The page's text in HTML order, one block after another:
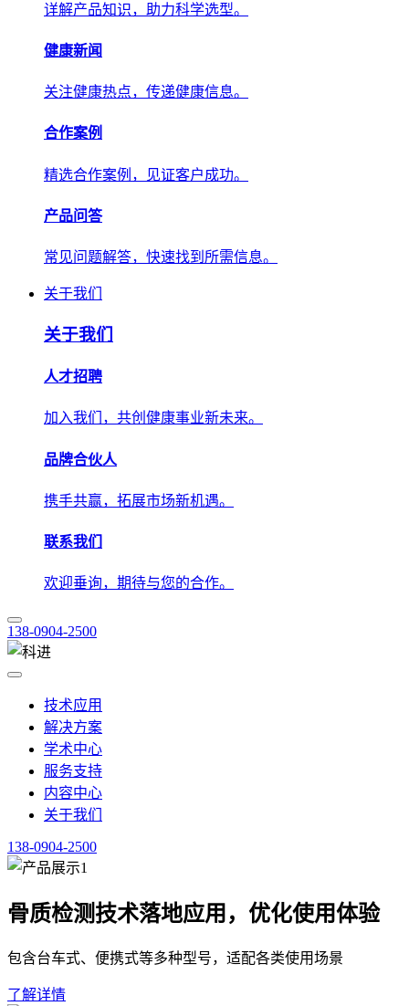
详解产品知识，助力科学选型。
健康新闻
关注健康热点，传递健康信息。
合作案例
精选合作案例，见证客户成功。
产品问答
常见问题解答，快速找到所需信息。
关于我们
关于我们
人才招聘
加入我们，共创健康事业新未来。
品牌合伙人
携手共赢，拓展市场新机遇。
联系我们
欢迎垂询，期待与您的合作。
138-0904-2500
技术应用
解决方案
学术中心
服务支持
内容中心
关于我们
138-0904-2500
骨质检测技术落地应用，优化使用体验
包含台车式、便携式等多种型号，适配各类使用场景
了解详情